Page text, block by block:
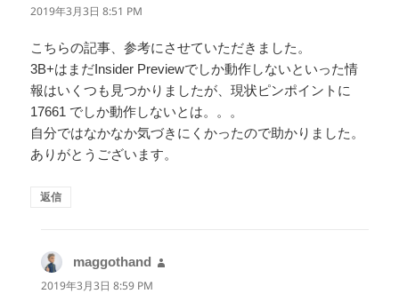
り:
2019年3月3日 8:51 PM
こちらの記事、参考にさせていただきました。
3B+はまだInsider Previewでしか動作しないといった情
報はいくつも見つかりましたが、現状ピンポイントに
17661 でしか動作しないとは。。。
自分ではなかなか気づきにくかったので助かりました。
ありがとうございます。
返信
maggothand
2019年3月3日 8:59 PM